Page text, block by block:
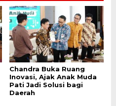
Chandra Buka Ruang
Inovasi, Ajak Anak Muda
Pati Jadi Solusi bagi
Daerah